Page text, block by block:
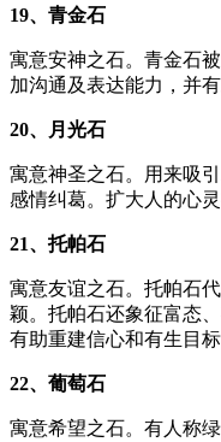
19、青金石
寓意安神之石。青金石
加沟通及表达能力，并
20、月光石
寓意神圣之石。用来吸
感情纠葛。扩大人的心
21、托帕石
寓意友谊之石。托帕石
颖。托帕石还象征富态
有助重建信心和有生目标
22、葡萄石
寓意希望之石。有人称